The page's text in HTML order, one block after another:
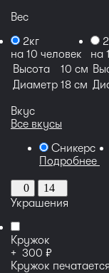
Вес
2кг
на 10 человек
Высота
10 см
Диаметр 18 см
на
Вкус
Все вкусы
Сникерс
Подробнее
0 14
Украшения
Кружок
+ 300
руб
Кружок